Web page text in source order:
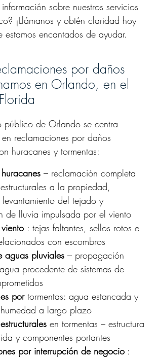
sobre nuestros servicios
¡Llámanos y obtén claridad hoy
estamos encantados de ayudar.
por daños
en Orlando, en el
público de Orlando se centra
reclamaciones por daños
huracanes y tormentas:
– reclamación completa
a la propiedad,
del tejado y
de lluvia impulsada por el viento
: tejas faltantes, sellos rotos e
con escombros
aguas pluviales – propagación
procedente de sistemas de
portormentas: agua estancada y
a largo plazo
en tormentas – estructura
y componentes portantes
por interrupción de negocio :